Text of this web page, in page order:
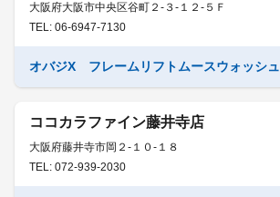
大阪府大阪市中央区谷町２-３-１２-５Ｆ
TEL: 06-6947-7130
オバジX フレームリフトムースウォッシュ
ココカラファイン藤井寺店
大阪府藤井寺市岡２-１０-１８
TEL: 072-939-2030